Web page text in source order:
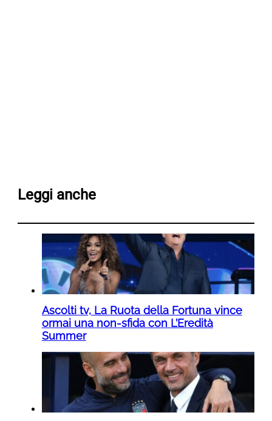
Leggi anche
Ascolti tv, La Ruota della Fortuna vince
ormai una non-sfida con L’Eredità
Summer